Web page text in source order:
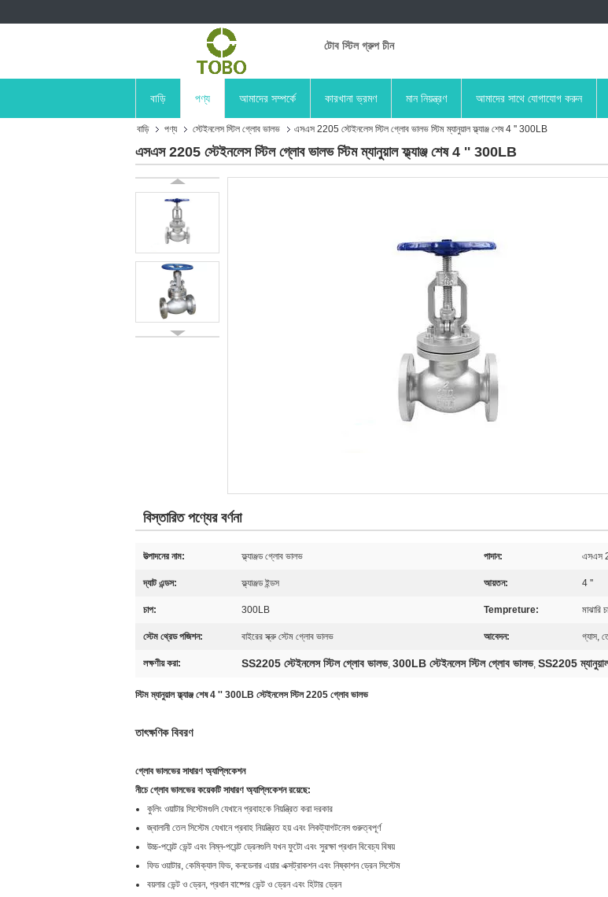
টোব স্টিল গ্রুপ চীন
বাড়ি পণ্য আমাদের সম্পর্কে কারখানা ভ্রমণ মান নিয়ন্ত্রণ আমাদের সাথে যোগাযোগ করুন
বাড়ি পণ্য স্টেইনলেস স্টিল গ্লোব ভালভ এসএস 2205 স্টেইনলেস স্টিল গ্লোব ভালভ স্টিম ম্যানুয়াল ফ্ল্যাঞ্জ শেষ 4 '' 300LB
এসএস 2205 স্টেইনলেস স্টিল গ্লোব ভালভ স্টিম ম্যানুয়াল ফ্ল্যাঞ্জ শেষ 4 '' 300LB
বিস্তারিত পণ্যের বর্ণনা
উত্পাদনের নাম: ফ্ল্যাঞ্জড গ্লোব ভালভ পাদান: এসএস
দ্যাট এন্ডস: ফ্ল্যাঞ্জড ইন্ডস আয়তন: 4 ''
চাপ: 300LB Tempreture: মাঝারি
স্টেম থ্রেড পজিশন: বাইরের স্ক্রু স্টেম গ্লোব ভালভ আবেদন: গ্যাস,
লক্ষণীয় করা: SS2205 স্টেইনলেস স্টিল গ্লোব ভালভ, 300LB স্টেইনলেস স্টিল গ্লোব ভালভ, SS2205
স্টিম ম্যানুয়াল ফ্ল্যাঞ্জ শেষ 4 '' 300LB স্টেইনলেস স্টিল 2205 গ্লোব ভালভ
তাৎক্ষণিক বিবরণ
গ্লোব ভালভের সাধারণ অ্যাপ্লিকেশন
নীচে গ্লোব ভালভের কয়েকটি সাধারণ অ্যাপ্লিকেশন রয়েছে:
কুলিং ওয়াটার সিস্টেমগুলি যেখানে প্রবাহকে নিয়ন্ত্রিত করা দরকার
জ্বালানী তেল সিস্টেম যেখানে প্রবাহ নিয়ন্ত্রিত হয় এবং লিকট্যাগটনেস গুরুত্বপূর্ণ
উচ্চ-পয়েন্ট ভেন্ট এবং নিম্ন-পয়েন্ট ড্রেনগুলি যখন ফুটো এবং সুরক্ষা প্রধান বিবেচ্য বিষয়
ফিড ওয়াটার, কেমিক্যাল ফিড, কনডেনার এয়ার এক্সট্রাকশন এবং নিষ্কাশন ড্রেন সিস্টেম
বয়লার ভেন্ট ও ড্রেন, প্রধান বাষ্পের ভেন্ট ও ড্রেন এবং হিটার ড্রেন